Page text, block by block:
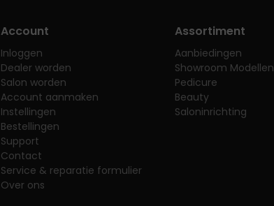
Account
Inloggen
Dealer worden
Salon worden
Account aanmaken
Instellingen
Bestellingen
Support
Contact
Service & reparatie formulier
Over ons
Assortiment
Aanbiedingen
Showroom Modellen
Pedicure
Beauty
Saloninrichting